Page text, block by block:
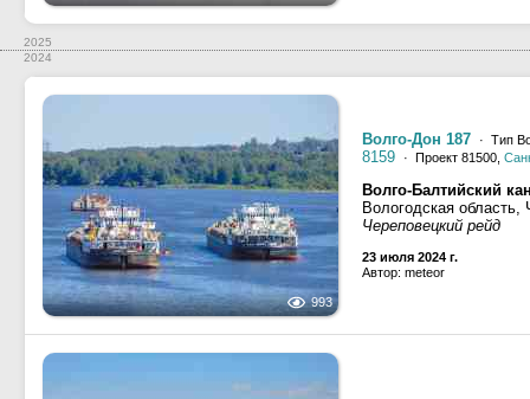
2025
2024
993
Волго-Дон 187 · Тип
8159 · Проект 81500,
Волго-Балтийский
Вологодская область,
Череповецкий рейд
23 июля 2024 г.
Автор: meteor